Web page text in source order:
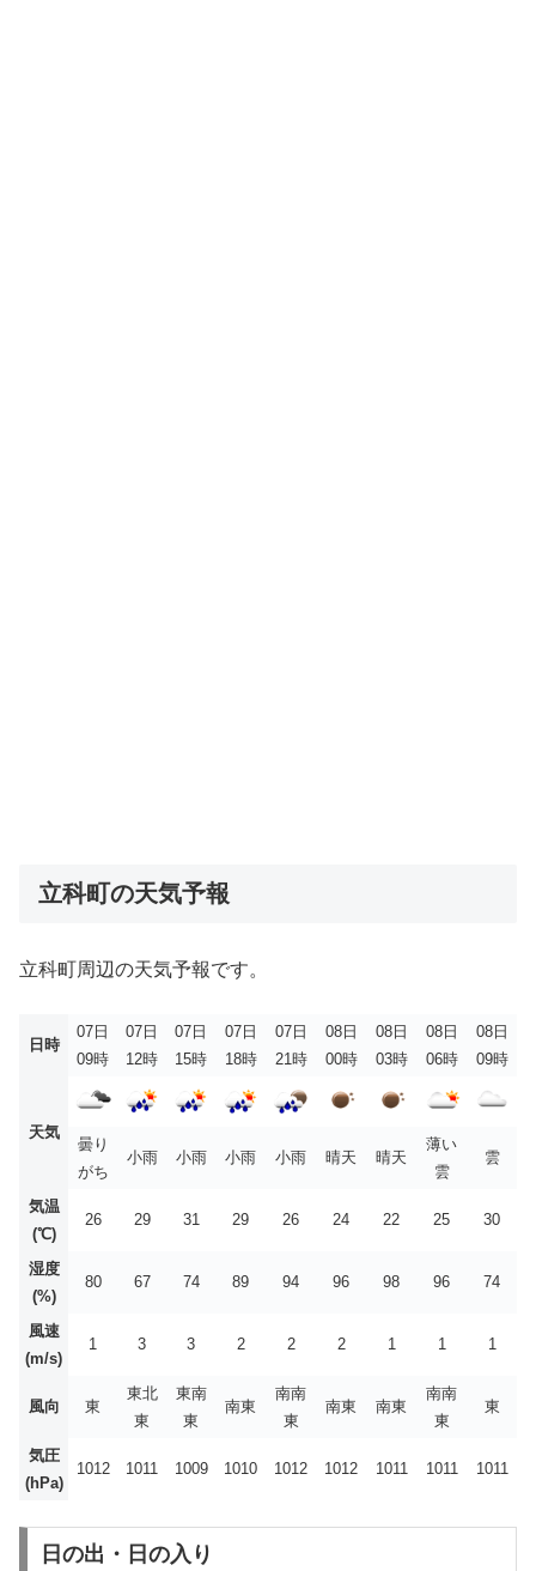
立科町の天気予報
立科町周辺の天気予報です。
日時
07日
09時
07日
12時
07日
15時
07日
18時
07日
21時
08日
00時
08日
03時
08日
06時
08日
09時
天気
曇り
がち
小雨 小雨 小雨 小雨 晴天 晴天
薄い
雲
雲
気温
(℃)
26 29 31 29 26 24 22 25 30
湿度
(%)
80 67 74 89 94 96 98 96 74
風速
(m/s)
1 3 3 2 2 2 1 1 1
風向 東
東北
東
東南
東
南東
南南
東
南東 南東
南南
東
東
気圧
(hPa)
1012 1011 1009 1010 1012 1012 1011 1011 1011
日の出・日の入り